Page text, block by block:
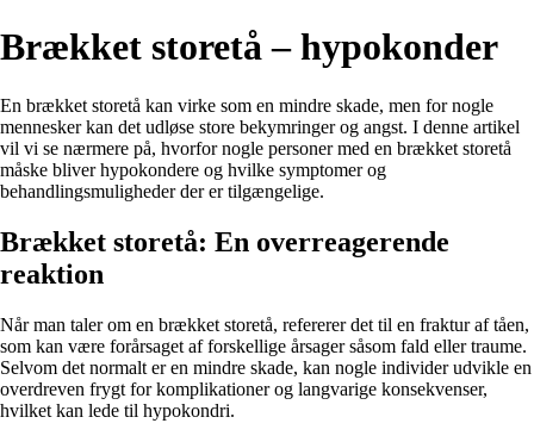
Brækket storetå – hypokonder
En brækket storetå kan virke som en mindre skade, men for nogle
mennesker kan det udløse store bekymringer og angst. I denne artikel
vil vi se nærmere på, hvorfor nogle personer med en brækket storetå
måske bliver hypokondere og hvilke symptomer og
behandlingsmuligheder der er tilgængelige.
Brækket storetå: En overreagerende
reaktion
Når man taler om en brækket storetå, refererer det til en fraktur af tåen,
som kan være forårsaget af forskellige årsager såsom fald eller traume.
Selvom det normalt er en mindre skade, kan nogle individer udvikle en
overdreven frygt for komplikationer og langvarige konsekvenser,
hvilket kan lede til hypokondri.